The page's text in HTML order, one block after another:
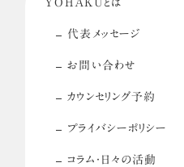
YOHAKUとは
代表メッセージ
お問い合わせ
カウンセリング予約
プライバシーポリシー
コラム・日々の活動